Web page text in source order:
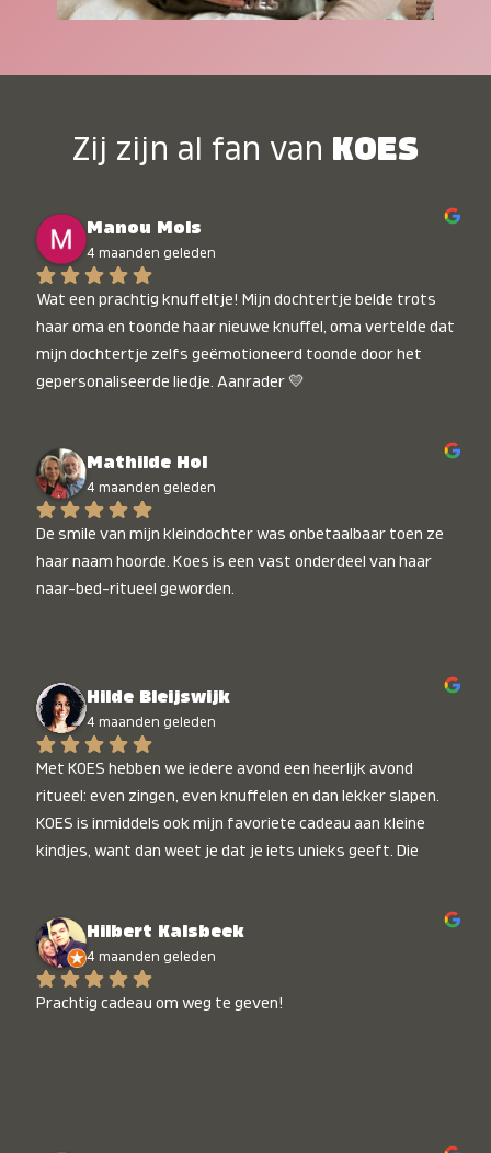
Zij zijn al fan van KOES
Manou Mols
4 maanden geleden
Wat een prachtig knuffeltje! Mijn dochtertje belde trots
haar oma en toonde haar nieuwe knuffel, oma vertelde dat
mijn dochtertje zelfs geëmotioneerd toonde door het
gepersonaliseerde liedje. Aanrader 💛
Mathilde Hol
4 maanden geleden
De smile van mijn kleindochter was onbetaalbaar toen ze
haar naam hoorde. Koes is een vast onderdeel van haar
naar-bed-ritueel geworden.
Hilde Bleijswijk
4 maanden geleden
Met KOES hebben we iedere avond een heerlijk avond
ritueel: even zingen, even knuffelen en dan lekker slapen.
KOES is inmiddels ook mijn favoriete cadeau aan kleine
kindjes, want dan weet je dat je iets unieks geeft. Die
Hilbert Kalsbeek
4 maanden geleden
Prachtig cadeau om weg te geven!